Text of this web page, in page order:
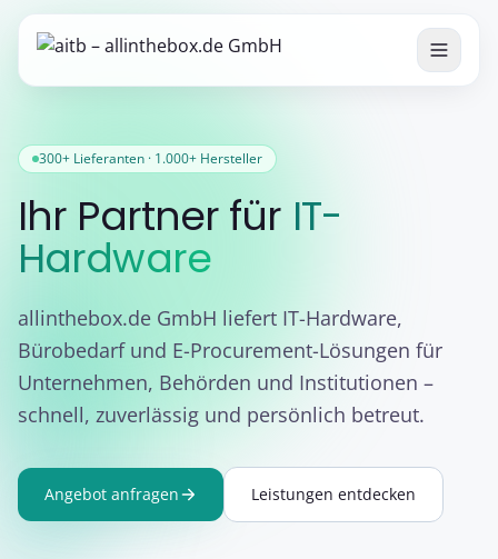
300+ Lieferanten · 1.000+ Hersteller
Ihr Partner für IT-
Hardware
allinthebox.de GmbH liefert IT-Hardware,
Bürobedarf und E-Procurement-Lösungen für
Unternehmen, Behörden und Institutionen –
schnell, zuverlässig und persönlich betreut.
Angebot anfragen Leistungen entdecken